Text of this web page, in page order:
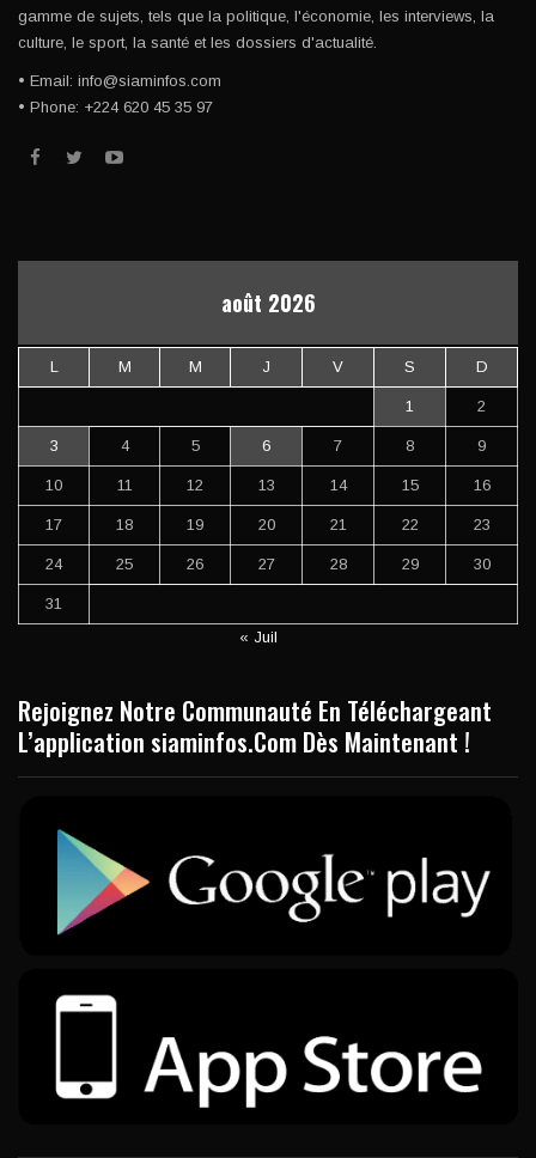
gamme de sujets, tels que la politique, l'économie, les interviews, la
culture, le sport, la santé et les dossiers d'actualité.
• Email: info@siaminfos.com
• Phone: +224 620 45 35 97
août 2026
L M M J V S D
1 2
3 4 5 6 7 8 9
10 11 12 13 14 15 16
17 18 19 20 21 22 23
24 25 26 27 28 29 30
31
« Juil
Rejoignez Notre Communauté En Téléchargeant
L’application siaminfos.Com Dès Maintenant !